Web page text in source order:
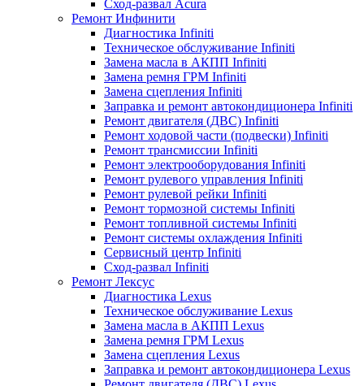
Сход-развал Acura
Ремонт Инфинити
Диагностика Infiniti
Техническое обслуживание Infiniti
Замена масла в АКПП Infiniti
Замена ремня ГРМ Infiniti
Замена сцепления Infiniti
Заправка и ремонт автокондиционера Infiniti
Ремонт двигателя (ДВС) Infiniti
Ремонт ходовой части (подвески) Infiniti
Ремонт трансмиссии Infiniti
Ремонт электрооборудования Infiniti
Ремонт рулевого управления Infiniti
Ремонт рулевой рейки Infiniti
Ремонт тормозной системы Infiniti
Ремонт топливной системы Infiniti
Ремонт системы охлаждения Infiniti
Сервисный центр Infiniti
Сход-развал Infiniti
Ремонт Лексус
Диагностика Lexus
Техническое обслуживание Lexus
Замена масла в АКПП Lexus
Замена ремня ГРМ Lexus
Замена сцепления Lexus
Заправка и ремонт автокондиционера Lexus